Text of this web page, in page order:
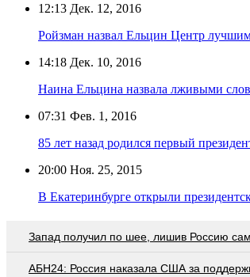
12:13 Дек. 12, 2016
Ройзман назвал Ельцин Центр
14:18 Дек. 10, 2016
Наина Ельцина назвала лживыми
07:31 Фев. 1, 2016
85 лет назад родился первый
20:00 Ноя. 25, 2015
В Екатеринбурге открыли
Запад получил по шее, лишив Россию
АБН24: Россия наказала США за